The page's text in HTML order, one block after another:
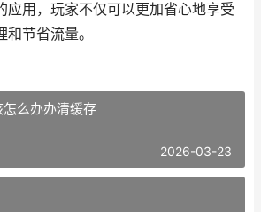
应用，玩家不仅可以更加省心地享受
节省流量。
怎么办办清缓存
2026-03-23